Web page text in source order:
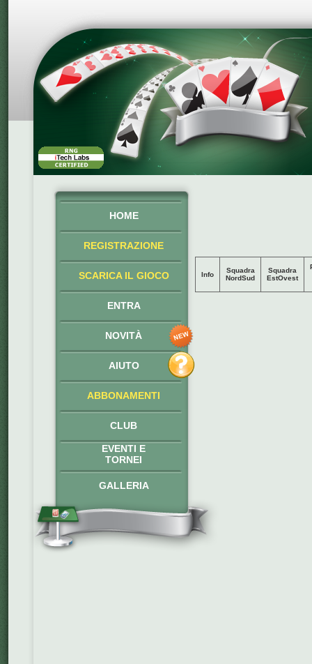
HOME
REGISTRAZIONE
SCARICA IL GIOCO
ENTRA
NOVITÀ
AIUTO
ABBONAMENTI
CLUB
EVENTI E
TORNEI
GALLERIA
Info
Squadra
NordSud
Squadra
EstOvest